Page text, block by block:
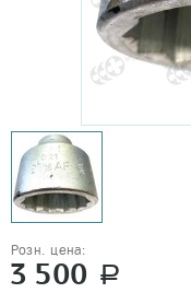
Розн. цена:
3 500 a